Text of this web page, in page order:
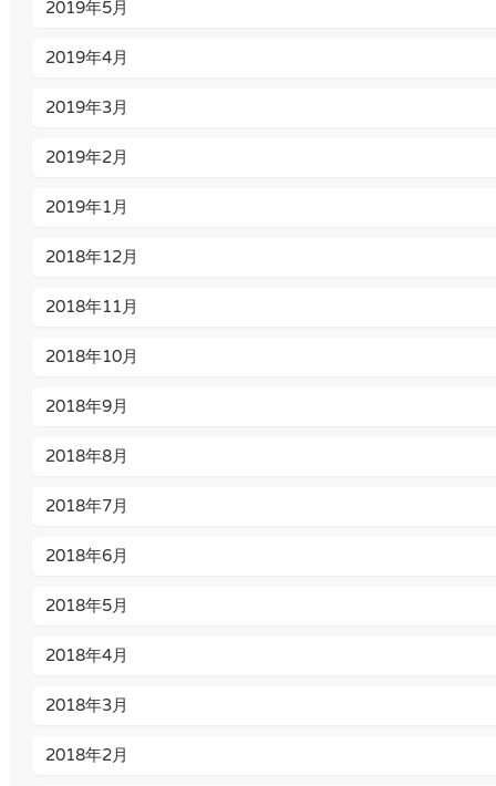
2019年5月
2019年4月
2019年3月
2019年2月
2019年1月
2018年12月
2018年11月
2018年10月
2018年9月
2018年8月
2018年7月
2018年6月
2018年5月
2018年4月
2018年3月
2018年2月